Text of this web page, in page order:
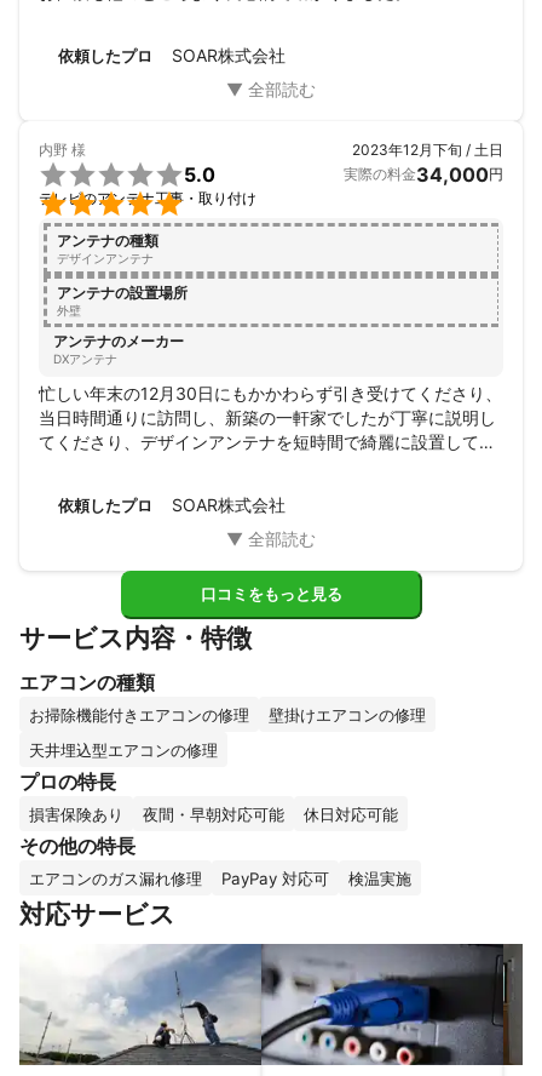
依頼したプロ SOAR株式会社
内野 様


5.0
テレビのアンテナ工事・取り付け
2023年12月下旬 / 土日
実際の料金34,000円
アンテナの種類
デザインアンテナ
アンテナの設置場所
外壁
アンテナのメーカー
DXアンテナ
忙しい年末の12月30日にもかかわらず引き受けてくださり、
当日時間通りに訪問し、新築の一軒家でしたが丁寧に説明し
てくださり、デザインアンテナを短時間で綺麗に設置してく
依頼したプロ SOAR株式会社
口コミをもっと見る
サービス内容・特徴
エアコンの種類
お掃除機能付きエアコンの修理
壁掛けエアコンの修理
天井埋込型エアコンの修理
プロの特長
損害保険あり 夜間・早朝対応可能 休日対応可能
その他の特長
エアコンのガス漏れ修理 PayPay 対応可 検温実施
対応サービス